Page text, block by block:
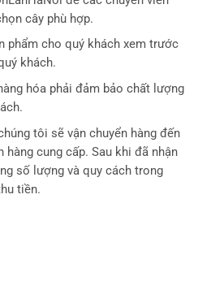
cây phù hợp.
phẩm cho quý khách xem trước
khách.
hóa phải đảm bảo chất lượng
tôi sẽ vận chuyển hàng đến
cung cấp. Sau khi đã nhận
số lượng và quy cách trong
tiền.